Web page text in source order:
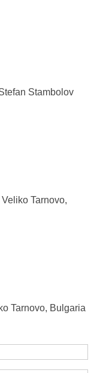
Stambolov
Tarnovo,
Tarnovo, Bulgaria